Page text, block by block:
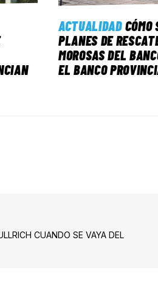
ACTUALIDAD CÓMO
PLANES DE
MOROSAS DEL
EL BANCO
CUANDO SE VAYA DEL